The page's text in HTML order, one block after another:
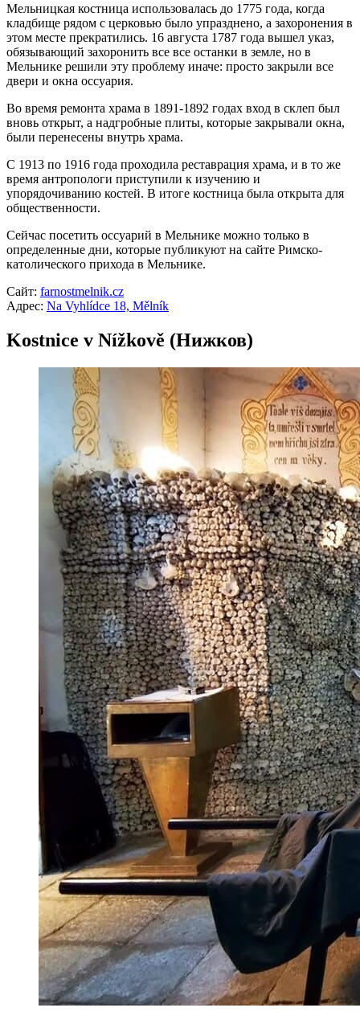
Мельницкая костница использовалась до 1775 года, когда
кладбище рядом с церковью было упразднено, а захоронения в
этом месте прекратились. 16 августа 1787 года вышел указ,
обязывающий захоронить все все останки в земле, но в
Мельнике решили эту проблему иначе: просто закрыли все
двери и окна оссуария.
Во время ремонта храма в 1891-1892 годах вход в склеп был
вновь открыт, а надгробные плиты, которые закрывали окна,
были перенесены внутрь храма.
С 1913 по 1916 года проходила реставрация храма, и в то же
время антропологи приступили к изучению и
упорядочиванию костей. В итоге костница была открыта для
общественности.
Сейчас посетить оссуарий в Мельнике можно только в
определенные дни, которые публикуют на сайте Римско-
католического прихода в Мельнике.
Сайт: farnostmelnik.cz
Адрес: Na Vyhlídce 18, Mělník
Kostnice v Nížkově (Нижков)